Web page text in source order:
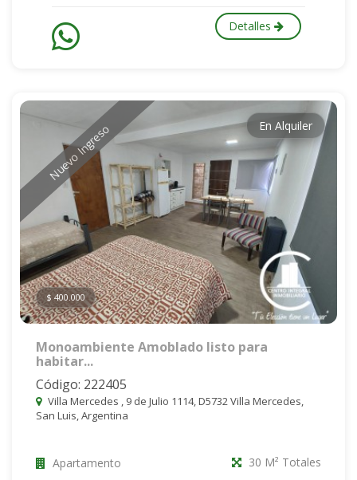
Detalles
Nuevo Ingreso En Alquiler
$ 400.000
Monoambiente Amoblado listo para
habitar...
Código: 222405
Villa Mercedes , 9 de Julio 1114, D5732 Villa Mercedes,
San Luis, Argentina
Apartamento 30 M² Totales